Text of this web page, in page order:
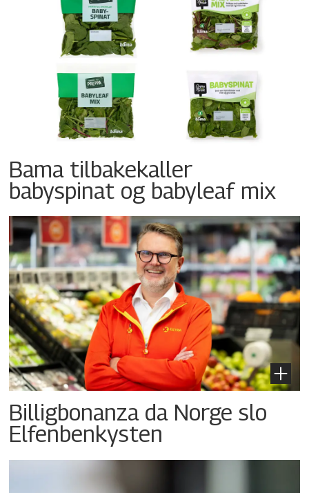
Bama tilbakekaller
babyspinat og babyleaf mix
Billigbonanza da Norge slo
Elfenbenkysten